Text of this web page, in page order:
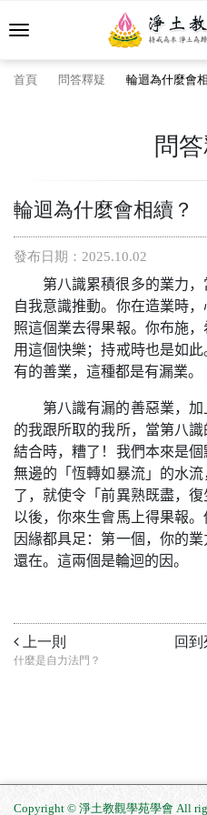
首頁 問答釋疑 輪迴為什麼會
問
輪迴為什麼會相續？
發布日期：2025.10.02
第八識累積很多的業力
自我意識推動。你在造業時
照這個業去得果報。你布施
用這個快樂；持戒時也是如
有的善業，這種都是有漏業。
第八識有漏的善惡業，
的我跟所取的我所，當第八
結合時，糟了！我們本來是
無邊的「恆轉如暴流」的水
了，就使令「前異熟既盡，
以後，你來生會馬上得果報
因緣都具足：第一個，你的
還在。這兩個是輪迴的因。
上一則
什麼是自力法門？
回到
Copyright © 淨土教觀學苑學會 All